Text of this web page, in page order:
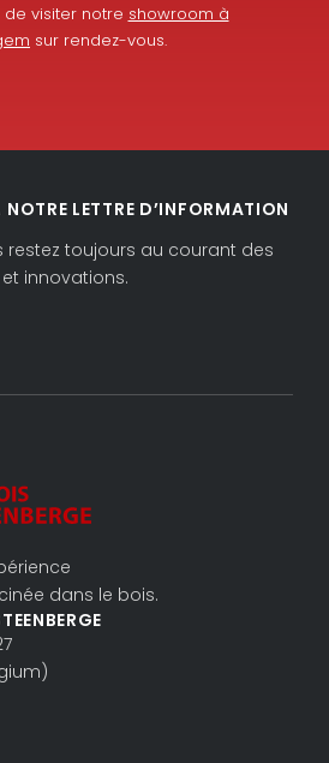
visiter notre showroom à
sur rendez-vous.
LETTRE D’INFORMATION
restez toujours au courant des
innovations.
dans le bois.
n
k
c
e